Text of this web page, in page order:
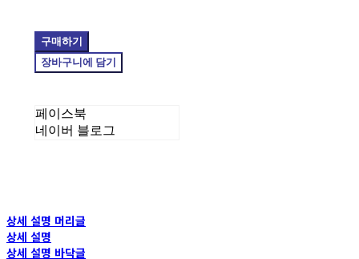
구매하기
장바구니에 담기
페이스북
네이버 블로그
상세 설명 머리글
상세 설명
상세 설명 바닥글